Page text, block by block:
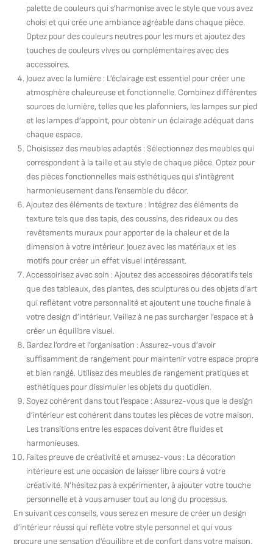
palette de couleurs qui s’harmonise avec le style que vous avez
choisi et qui crée une ambiance agréable dans chaque pièce.
Optez pour des couleurs neutres pour les murs et ajoutez des
touches de couleurs vives ou complémentaires avec des
accessoires.
Jouez avec la lumière : L’éclairage est essentiel pour créer une
atmosphère chaleureuse et fonctionnelle. Combinez différentes
sources de lumière, telles que les plafonniers, les lampes sur pied
et les lampes d’appoint, pour obtenir un éclairage adéquat dans
chaque espace.
Choisissez des meubles adaptés : Sélectionnez des meubles qui
correspondent à la taille et au style de chaque pièce. Optez pour
des pièces fonctionnelles mais esthétiques qui s’intègrent
harmonieusement dans l’ensemble du décor.
Ajoutez des éléments de texture : Intégrez des éléments de
texture tels que des tapis, des coussins, des rideaux ou des
revêtements muraux pour apporter de la chaleur et de la
dimension à votre intérieur. Jouez avec les matériaux et les
motifs pour créer un effet visuel intéressant.
Accessoirisez avec soin : Ajoutez des accessoires décoratifs tels
que des tableaux, des plantes, des sculptures ou des objets d’art
qui reflètent votre personnalité et ajoutent une touche finale à
votre design d’intérieur. Veillez à ne pas surcharger l’espace et à
créer un équilibre visuel.
Gardez l’ordre et l’organisation : Assurez-vous d’avoir
suffisamment de rangement pour maintenir votre espace propre
et bien rangé. Utilisez des meubles de rangement pratiques et
esthétiques pour dissimuler les objets du quotidien.
Soyez cohérent dans tout l’espace : Assurez-vous que le design
d’intérieur est cohérent dans toutes les pièces de votre maison.
Les transitions entre les espaces doivent être fluides et
harmonieuses.
Faites preuve de créativité et amusez-vous : La décoration
intérieure est une occasion de laisser libre cours à votre
créativité. N’hésitez pas à expérimenter, à ajouter votre touche
personnelle et à vous amuser tout au long du processus.
En suivant ces conseils, vous serez en mesure de créer un design
d’intérieur réussi qui reflète votre style personnel et qui vous
procure une sensation d’équilibre et de confort dans votre maison.